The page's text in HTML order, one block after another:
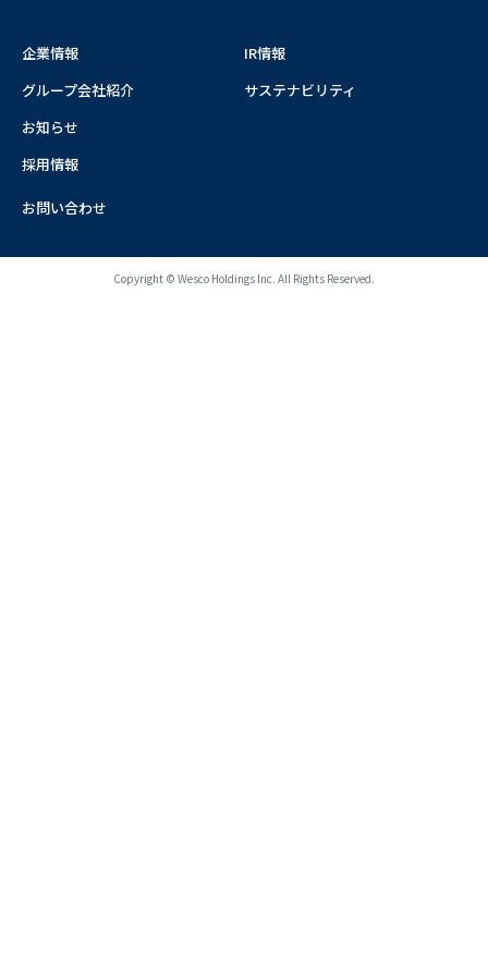
企業情報
IR情報
グループ会社紹介
サステナビリティ
お知らせ
採用情報
お問い合わせ
Copyright © Wesco Holdings Inc. All Rights Reserved.